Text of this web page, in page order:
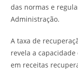
das normas e
Administração.
A taxa de
revela a
em receitas